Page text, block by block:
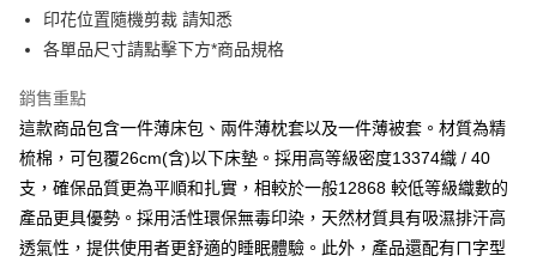
全家取貨付款
每筆NT$60，滿NT$599(含以上)免運費
離島-全家取貨付款
每筆NT$60
付款後全家取貨
7-11取貨付款
印花位置隨機剪裁 請知悉
各單品尺寸請點擊下方*商品規格
銷售重點
這款商品包含一件薄床包、兩件薄枕套以及一件薄被套。材質為精
梳棉，可包覆26cm(含)以下床墊。採用高等級密度13374織 / 40
支，確保品質更為平順和扎實，相較於一般12868 較低等級織數的
產品更具優勢。採用活性環保無毒印染，天然材質具有吸濕排汗高
透氣性，提供使用者更舒適的睡眠體驗。此外，產品還配有ㄇ字型